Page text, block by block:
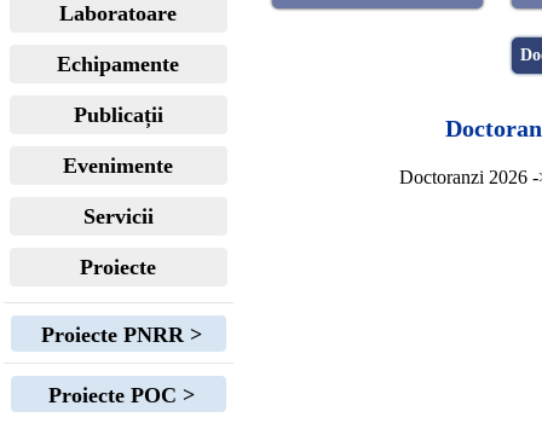
Laboratoare
Echipamente
Publicații
Evenimente
Servicii
Proiecte
Proiecte PNRR >
Proiecte POC >
Doctoranzi 2026